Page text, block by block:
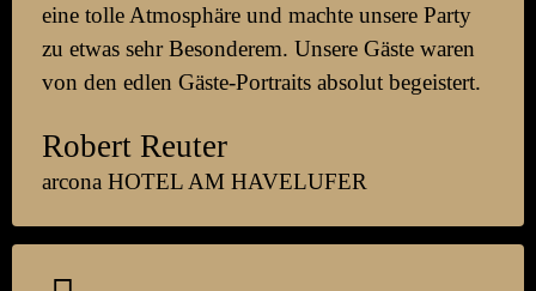
eine tolle Atmos­phäre und machte unsere Party
zu etwas sehr Be­sonderem. Unsere Gäste waren
von den edlen Gäste-Portraits absolut be­geistert.
Robert Reuter
arcona HOTEL AM HAVELUFER